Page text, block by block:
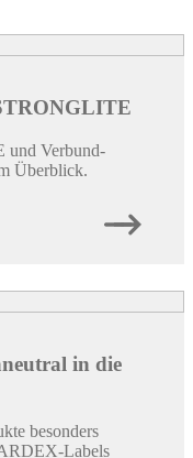
und Verbund-
Überblick.
in die
besonders
Labels